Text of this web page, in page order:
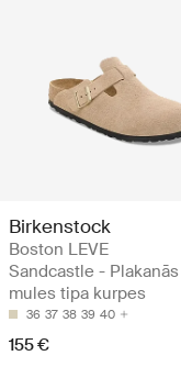
Birkenstock
Boston LEVE
Sandcastle - Plakanās
mules tipa kurpes
36 37 38 39 40
155 €